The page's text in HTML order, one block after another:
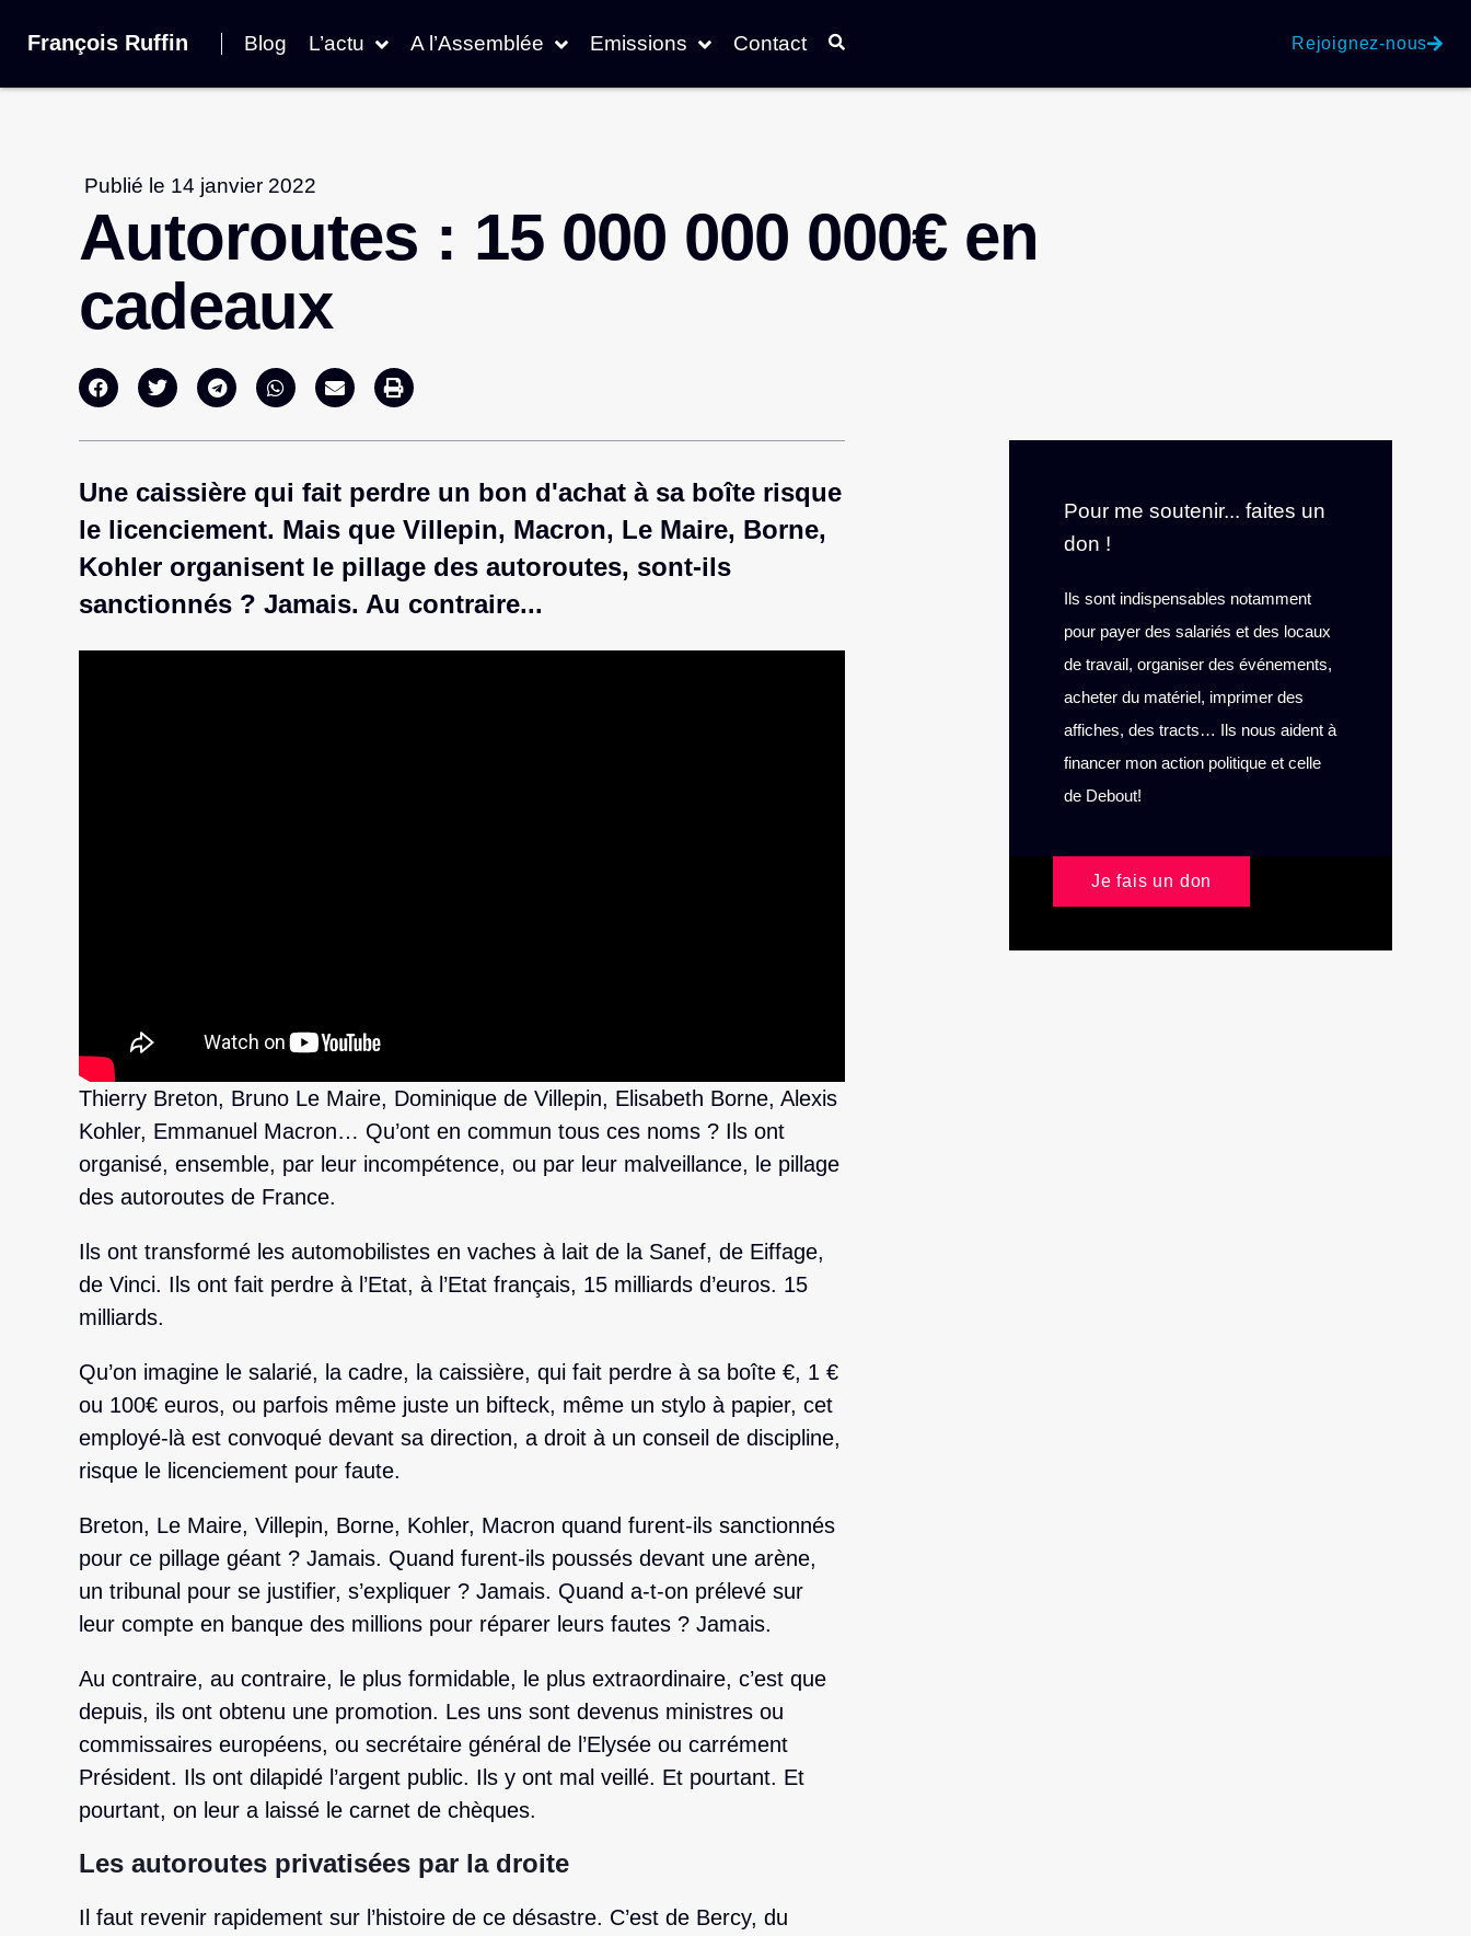
François Ruffin Blog L’actu A l’Assemblée Emissions Contact Rejoignez-nous
Publié le 14 janvier 2022
Autoroutes : 15 000 000 000€ en
cadeaux
Une caissière qui fait perdre un bon d'achat à sa boîte risque
le licenciement. Mais que Villepin, Macron, Le Maire, Borne,
Kohler organisent le pillage des autoroutes, sont-ils
sanctionnés ? Jamais. Au contraire...
Thierry Breton, Bruno Le Maire, Dominique de Villepin, Elisabeth Borne, Alexis
Kohler, Emmanuel Macron… Qu’ont en commun tous ces noms ? Ils ont
organisé, ensemble, par leur incompétence, ou par leur malveillance, le pillage
des autoroutes de France.
Ils ont transformé les automobilistes en vaches à lait de la Sanef, de Eiffage,
de Vinci. Ils ont fait perdre à l’Etat, à l’Etat français, 15 milliards d’euros. 15
milliards.
Qu’on imagine le salarié, la cadre, la caissière, qui fait perdre à sa boîte €, 1 €
ou 100€ euros, ou parfois même juste un bifteck, même un stylo à papier, cet
employé-là est convoqué devant sa direction, a droit à un conseil de discipline,
risque le licenciement pour faute.
Breton, Le Maire, Villepin, Borne, Kohler, Macron quand furent-ils sanctionnés
pour ce pillage géant ? Jamais. Quand furent-ils poussés devant une arène,
un tribunal pour se justifier, s’expliquer ? Jamais. Quand a-t-on prélevé sur
leur compte en banque des millions pour réparer leurs fautes ? Jamais.
Au contraire, au contraire, le plus formidable, le plus extraordinaire, c’est que
depuis, ils ont obtenu une promotion. Les uns sont devenus ministres ou
commissaires européens, ou secrétaire général de l’Elysée ou carrément
Président. Ils ont dilapidé l’argent public. Ils y ont mal veillé. Et pourtant. Et
pourtant, on leur a laissé le carnet de chèques.
Les autoroutes privatisées par la droite
Il faut revenir rapidement sur l’histoire de ce désastre. C’est de Bercy, du
Pour me soutenir... faites un
don !
Ils sont indispensables notamment
pour payer des salariés et des locaux
de travail, organiser des événements,
acheter du matériel, imprimer des
affiches, des tracts… Ils nous aident à
financer mon action politique et celle
de Debout!
Je fais un don